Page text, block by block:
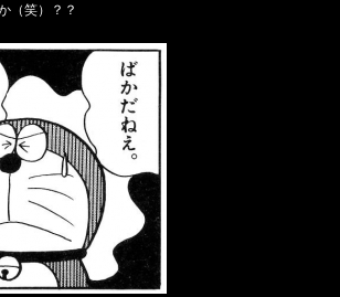
（笑）？？